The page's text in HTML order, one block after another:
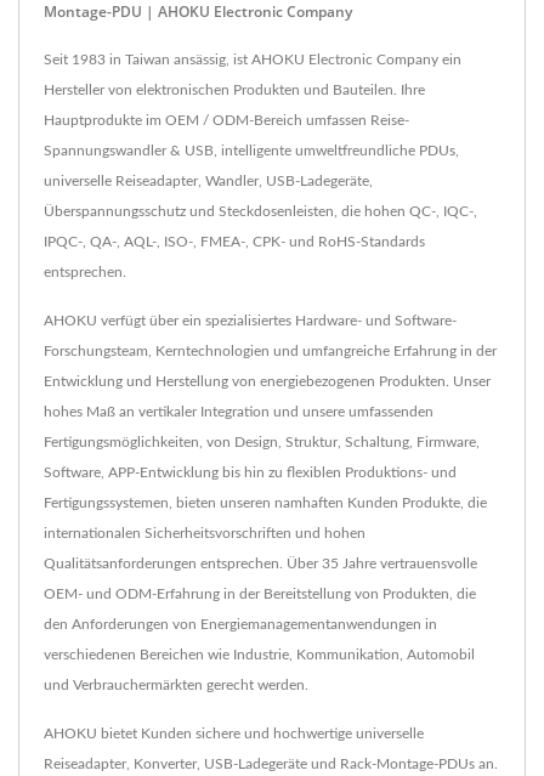
Montage-PDU | AHOKU Electronic Company
Seit 1983 in Taiwan ansässig, ist AHOKU Electronic Company ein
Hersteller von elektronischen Produkten und Bauteilen. Ihre
Hauptprodukte im OEM / ODM-Bereich umfassen Reise-
Spannungswandler & USB, intelligente umweltfreundliche PDUs,
universelle Reiseadapter, Wandler, USB-Ladegeräte,
Überspannungsschutz und Steckdosenleisten, die hohen QC-, IQC-,
IPQC-, QA-, AQL-, ISO-, FMEA-, CPK- und RoHS-Standards
entsprechen.
AHOKU verfügt über ein spezialisiertes Hardware- und Software-
Forschungsteam, Kerntechnologien und umfangreiche Erfahrung in der
Entwicklung und Herstellung von energiebezogenen Produkten. Unser
hohes Maß an vertikaler Integration und unsere umfassenden
Fertigungsmöglichkeiten, von Design, Struktur, Schaltung, Firmware,
Software, APP-Entwicklung bis hin zu flexiblen Produktions- und
Fertigungssystemen, bieten unseren namhaften Kunden Produkte, die
internationalen Sicherheitsvorschriften und hohen
Qualitätsanforderungen entsprechen. Über 35 Jahre vertrauensvolle
OEM- und ODM-Erfahrung in der Bereitstellung von Produkten, die
den Anforderungen von Energiemanagementanwendungen in
verschiedenen Bereichen wie Industrie, Kommunikation, Automobil
und Verbrauchermärkten gerecht werden.
AHOKU bietet Kunden sichere und hochwertige universelle
Reiseadapter, Konverter, USB-Ladegeräte und Rack-Montage-PDUs an.